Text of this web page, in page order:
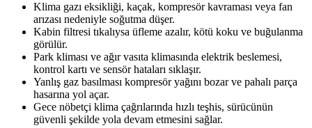
Klima gazı eksikliği, kaçak, kompresör kavraması veya fan
arızası nedeniyle soğutma düşer.
Kabin filtresi tıkalıysa üfleme azalır, kötü koku ve buğulanma
görülür.
Park kliması ve ağır vasıta klimasında elektrik beslemesi,
kontrol kartı ve sensör hataları sıklaşır.
Yanlış gaz basılması kompresör yağını bozar ve pahalı parça
hasarına yol açar.
Gece nöbetçi klima çağrılarında hızlı teşhis, sürücünün
güvenli şekilde yola devam etmesini sağlar.